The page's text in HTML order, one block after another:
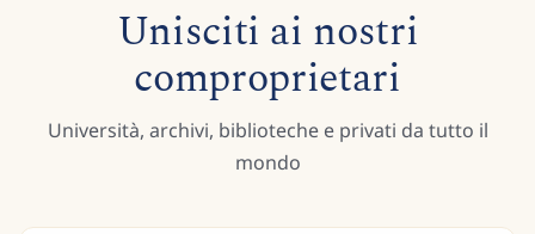
Unisciti ai nostri
comproprietari
Università, archivi, biblioteche e privati da tutto il
mondo